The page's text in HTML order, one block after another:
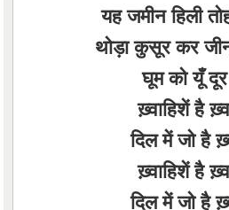
यह जमीन हिली
थोड़ा कुसूर कर
घूम को यूँ
ख़्वाहिशें है
दिल में जो है
ख़्वाहिशें है
दिल में जो है